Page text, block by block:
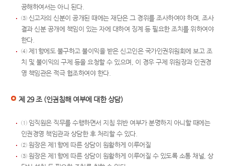
공해하여서는 아니 된다.
③ 신고자의 신분이 공개된 때에는 재단은 그 경위를 조사하여야 하며, 조사
결과 신분 공개에 책임이 있는 자에 대하여 징계 등 필요한 조치를 위하여야
한다.
④ 제1항에도 불구하고 불이익을 받은 신고인은 국가인권위원회에 보고 조
치 및 불이익의 구제 등을 요청할 수 있으며, 이 경우 구제 위원장과 인권경
영 책임관은 적극 협조하여야 한다.
제 29 조 (인권침해 여부에 대한 상담)
① 임직원은 직무를 수행하면서 지침 위반 여부가 분명하지 아니할 때에는
인권경영 책임관과 상담한 후 처리할 수 있다.
② 원장은 제1항에 따른 상담이 원활하게 이루어질
③ 원장은 제1항에 따른 상담이 원활하게 이루어질 수 있도록 소통 채널, 상